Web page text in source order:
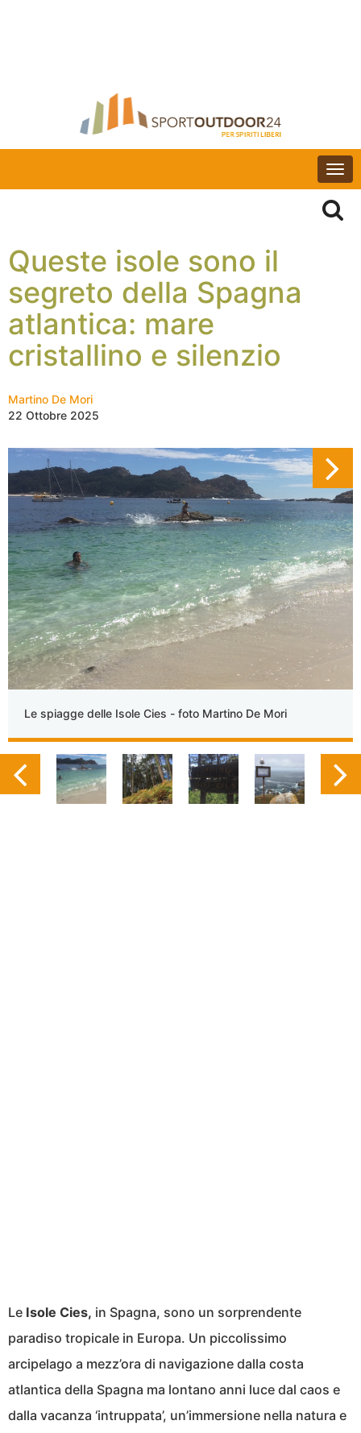
Queste isole sono il
segreto della Spagna
atlantica: mare
cristallino e silenzio
Martino De Mori
22 Ottobre 2025
Le spiagge delle Isole Cies - foto Martino De Mori
Le Isole Cies, in Spagna, sono un sorprendente
paradiso tropicale in Europa. Un piccolissimo
arcipelago a mezz’ora di navigazione dalla costa
atlantica della Spagna ma lontano anni luce dal caos e
dalla vacanza ‘intruppata’, un’immersione nella natura e